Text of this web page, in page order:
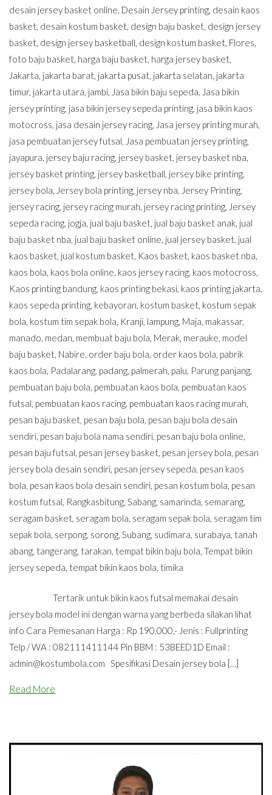
desain jersey basket online, Desain Jersey printing, desain kaos
basket, desain kostum basket, design baju basket, design jersey
basket, design jersey basketball, design kostum basket, Flores,
foto baju basket, harga baju basket, harga jersey basket,
Jakarta, jakarta barat, jakarta pusat, jakarta selatan, jakarta
timur, jakarta utara, jambi, Jasa bikin baju sepeda, Jasa bikin
jersey printing, jasa bikin jersey sepeda printing, jasa bikin kaos
motocross, jasa desain jersey racing, Jasa jersey printing murah,
jasa pembuatan jersey futsal, Jasa pembuatan jersey printing,
jayapura, jersey baju racing, jersey basket, jersey basket nba,
jersey basket printing, jersey basketball, jersey bike printing,
jersey bola, Jersey bola printing, jersey nba, Jersey Printing,
jersey racing, jersey racing murah, jersey racing printing, Jersey
sepeda racing, jogja, jual baju basket, jual baju basket anak, jual
baju basket nba, jual baju basket online, jual jersey basket, jual
kaos basket, jual kostum basket, Kaos basket, kaos basket nba,
kaos bola, kaos bola online, kaos jersey racing, kaos motocross,
Kaos printing bandung, kaos printing bekasi, kaos printing jakarta,
kaos sepeda printing, kebayoran, kostum basket, kostum sepak
bola, kostum tim sepak bola, Kranji, lampung, Maja, makassar,
manado, medan, membuat baju bola, Merak, merauke, model
baju basket, Nabire, order baju bola, order kaos bola, pabrik
kaos bola, Padalarang, padang, palmerah, palu, Parung panjang,
pembuatan baju bola, pembuatan kaos bola, pembuatan kaos
futsal, pembuatan kaos racing, pembuatan kaos racing murah,
pesan baju basket, pesan baju bola, pesan baju bola desain
sendiri, pesan baju bola nama sendiri, pesan baju bola online,
pesan baju futsal, pesan jersey basket, pesan jersey bola, pesan
jersey bola desain sendiri, pesan jersey sepeda, pesan kaos
bola, pesan kaos bola desain sendiri, pesan kostum bola, pesan
kostum futsal, Rangkasbitung, Sabang, samarinda, semarang,
seragam basket, seragam bola, seragam sepak bola, seragam tim
sepak bola, serpong, sorong, Subang, sudimara, surabaya, tanah
abang, tangerang, tarakan, tempat bikin baju bola, Tempat bikin
jersey sepeda, tempat bikin kaos bola, timika
Tertarik untuk bikin kaos futsal memakai desain
jersey bola model ini dengan warna yang berbeda silakan lihat
info Cara Pemesanan Harga : Rp 190.000,- Jenis : Fullprinting
Telp / WA : 082111411144 Pin BBM : 53BEED1D Email :
admin@kostumbola.com Spesifikasi Desain jersey bola […]
Read More